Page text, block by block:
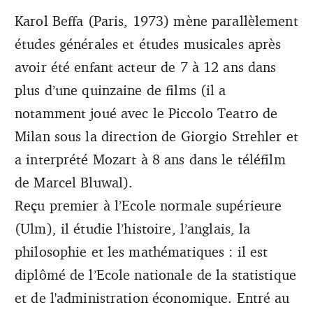
Karol Beffa (Paris, 1973) mène parallèlement
études générales et études musicales après
avoir été enfant acteur de 7 à 12 ans dans
plus d’une quinzaine de films (il a
notamment joué avec le Piccolo Teatro de
Milan sous la direction de Giorgio Strehler et
a interprété Mozart à 8 ans dans le téléfilm
de Marcel Bluwal).
Reçu premier à l’Ecole normale supérieure
(Ulm), il étudie l’histoire, l’anglais, la
philosophie et les mathématiques : il est
diplômé de l’Ecole nationale de la statistique
et de l'administration économique. Entré au